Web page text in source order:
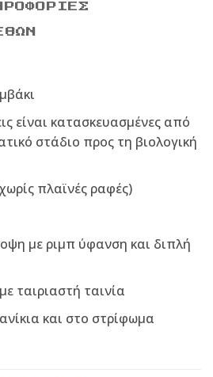
είναι κατασκευασμένες από
στάδιο προς τη βιολογική
πλαϊνές ραφές)
με ριμπ ύφανση και διπλή
ταιριαστή ταινία
και στο στρίφωμα